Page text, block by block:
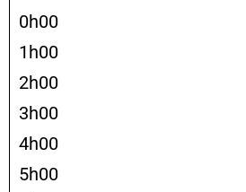
0h00
1h00
2h00
3h00
4h00
5h00